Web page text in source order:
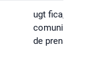
ugt fica,
comunicados
de prensa